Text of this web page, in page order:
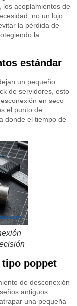
los acoplamientos de
no un lujo.
la pérdida de
la
estándar
un pequeño
de servidores, esto
en seco
el punto de
donde el tiempo de
tipo poppet
de desconexión
antiguos
una pequeña